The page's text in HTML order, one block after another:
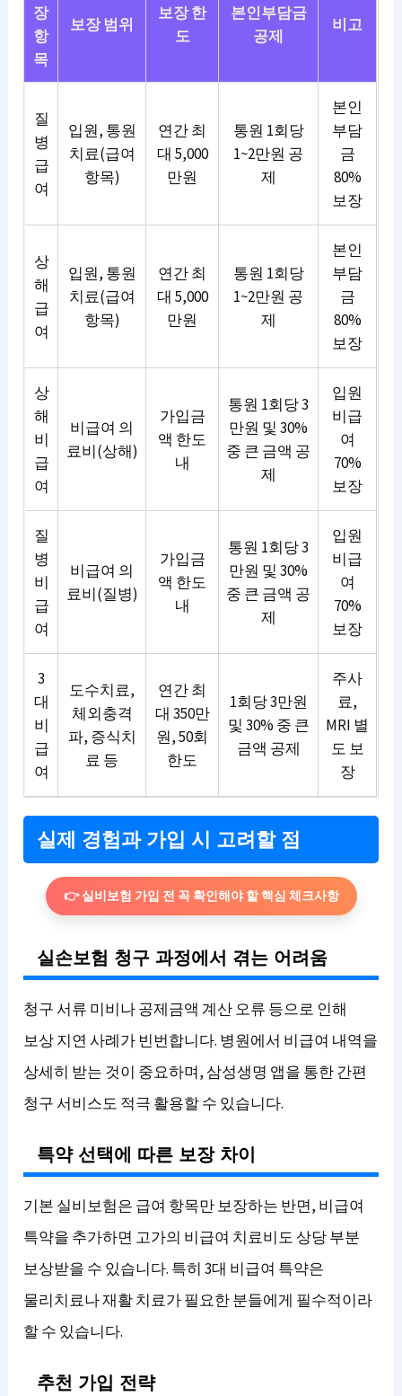
장
항
목
보장 범위
보장 한
도
본인부담금
공제
비고
질
병
급
여
입원, 통원
치료(급여
항목)
연간 최
대 5,000
만원
통원 1회당
1~2만원 공
제
본인
부담
금
80%
보장
상
해
급
여
입원, 통원
치료(급여
항목)
연간 최
대 5,000
만원
통원 1회당
1~2만원 공
제
본인
부담
금
80%
보장
상
해
비
급
여
비급여 의
료비(상해)
가입금
액 한도
내
통원 1회당 3
만원 및 30%
중 큰 금액 공
제
입원
비급
여
70%
보장
질
병
비
급
여
비급여 의
료비(질병)
가입금
액 한도
내
통원 1회당 3
만원 및 30%
중 큰 금액 공
제
입원
비급
여
70%
보장
3
대
비
급
여
도수치료,
체외충격
파, 증식치
료 등
연간 최
대 350만
원, 50회
한도
1회당 3만원
및 30% 중 큰
금액 공제
주사
료,
MRI 별
도 보
장
실제 경험과 가입 시 고려할 점
👉 실비보험 가입 전 꼭 확인해야 할 핵심 체크사항
실손보험 청구 과정에서 겪는 어려움
청구 서류 미비나 공제금액 계산 오류 등으로 인해
보상 지연 사례가 빈번합니다. 병원에서 비급여 내역을
상세히 받는 것이 중요하며, 삼성생명 앱을 통한 간편
청구 서비스도 적극 활용할 수 있습니다.
특약 선택에 따른 보장 차이
기본 실비보험은 급여 항목만 보장하는 반면, 비급여
특약을 추가하면 고가의 비급여 치료비도 상당 부분
보상받을 수 있습니다. 특히 3대 비급여 특약은
물리치료나 재활 치료가 필요한 분들에게 필수적이라
할 수 있습니다.
추천 가입 전략